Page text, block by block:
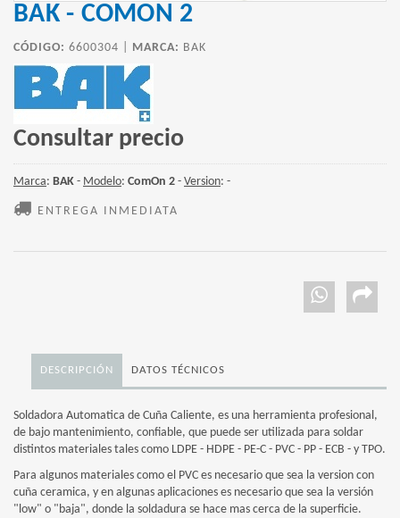
BAK - COMON 2
CÓDIGO: 6600304 | MARCA: BAK
Consultar precio
Marca: BAK - Modelo: ComOn 2 - Version: -
ENTREGA INMEDIATA
DESCRIPCIÓN DATOS TÉCNICOS
Soldadora Automatica de Cuña Caliente, es una herramienta profesional,
de bajo mantenimiento, confiable, que puede ser utilizada para soldar
distintos materiales tales como LDPE - HDPE - PE-C - PVC - PP - ECB - y TPO.
Para algunos materiales como el PVC es necesario que sea la version con
cuña ceramica, y en algunas aplicaciones es necesario que sea la versión
"low" o "baja", donde la soldadura se hace mas cerca de la superficie.